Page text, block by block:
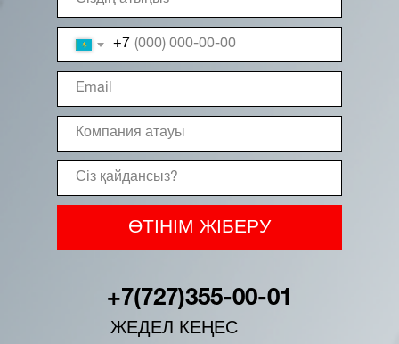
+7
ӨТІНІМ ЖІБЕРУ
+7(727)355-00-01
ЖЕДЕЛ КЕҢЕС